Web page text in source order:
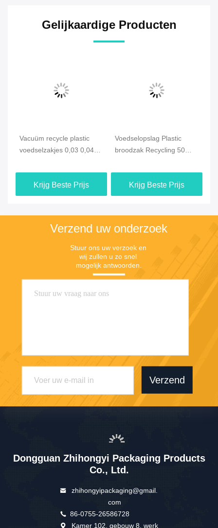
Gelijkaardige Producten
Vacuüm recycle plastic
voedselzakjes 0,03 0,04
Krijg Beste Prijs
Voedselopslag Plastic
broodzak Recycling 50
Krijg Beste Prijs
Verzend uw onderzoek
Stuur ons uw verzoek en
wij zullen u zo snel
mogelijk antwoorden.
Verzend
Dongguan Zhihongyi Packaging Products
Co., Ltd.
zhihongyipackaging@gmail.
com
86-0755-26586728
Kamer 102, gebouw 8, werk